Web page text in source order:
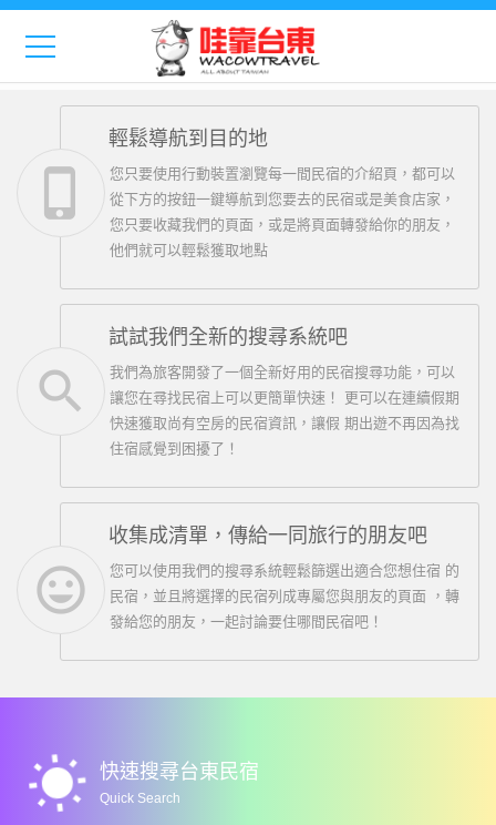
phone_iphone
輕鬆導航到目的地
您只要使用行動裝置瀏覽每一間民宿的介紹頁，都可以
從下方的按鈕一鍵導航到您要去的民宿或是美食店家，
您只要收藏我們的頁面，或是將頁面轉發給你的朋友，
他們就可以輕鬆獲取地點
search
試試我們全新的搜尋系統吧
我們為旅客開發了一個全新好用的民宿搜尋功能，可以
讓您在尋找民宿上可以更簡單快速！ 更可以在連續假期
快速獲取尚有空房的民宿資訊，讓假 期出遊不再因為找
住宿感覺到困擾了！
insert_emoticon
收集成清單，傳給一同旅行的朋友吧
您可以使用我們的搜尋系統輕鬆篩選出適合您想住宿 的
民宿，並且將選擇的民宿列成專屬您與朋友的頁面 ，轉
發給您的朋友，一起討論要住哪間民宿吧！
wb_sunny 快速搜尋台東民宿
Quick Search